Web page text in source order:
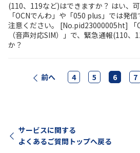
(110、119など)はできますか？ はい、可
「OCNでんわ」や「050 plus」では発
注意ください。 [No.pid23000005ht] 「
（音声対応SIM）」で、緊急通報(110
か？
前へ 4 5 6 7
サービスに関する
よくあるご質問トップへ戻る